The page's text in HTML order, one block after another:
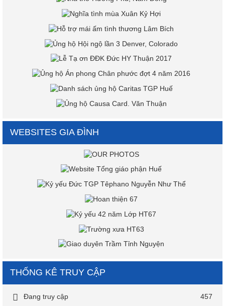
WEBSITES GIA ĐÌNH
THỐNG KÊ TRUY CẬP
Đang truy cập
457